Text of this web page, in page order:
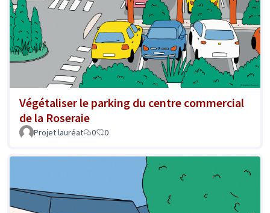
Végétaliser le parking du centre commercial
de la Roseraie
Projet lauréat 0 0